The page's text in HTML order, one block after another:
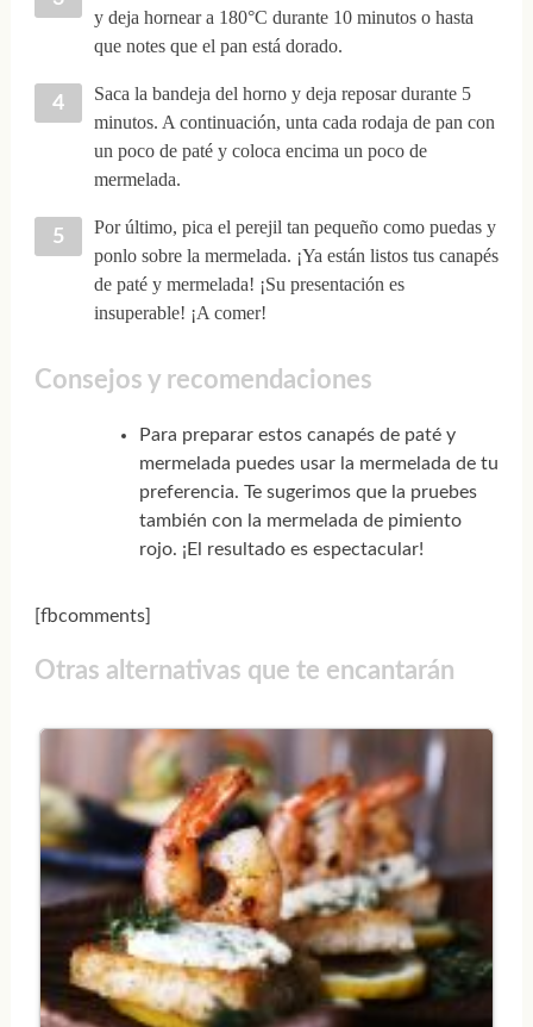
y deja hornear a 180°C durante 10 minutos o hasta
que notes que el pan está dorado.
Saca la bandeja del horno y deja reposar durante 5
minutos. A continuación, unta cada rodaja de pan con
un poco de paté y coloca encima un poco de
mermelada.
Por último, pica el perejil tan pequeño como puedas y
ponlo sobre la mermelada. ¡Ya están listos tus canapés
de paté y mermelada! ¡Su presentación es
insuperable! ¡A comer!
Consejos y recomendaciones
Para preparar estos canapés de paté y
mermelada puedes usar la mermelada de tu
preferencia. Te sugerimos que la pruebes
también con la mermelada de pimiento
rojo. ¡El resultado es espectacular!
[fbcomments]
Otras alternativas que te encantarán